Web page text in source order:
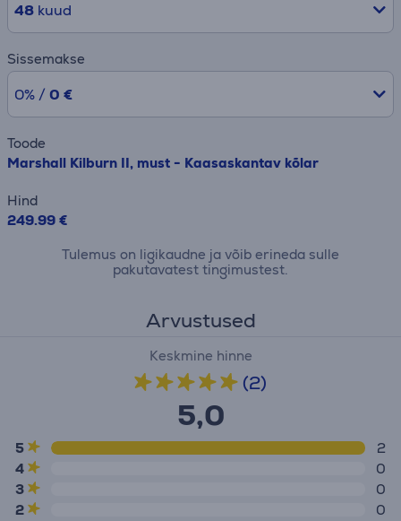
48kuud
Sissemakse
0% / 0 €
Toode
Marshall Kilburn II, must - Kaasaskantav kõlar
Hind
249.99 €
Tulemus on ligikaudne ja võib erineda sulle
pakutavatest tingimustest.
Arvustused
Keskmine hinne
(2)
5,0
5
2
4
0
3
0
2
0